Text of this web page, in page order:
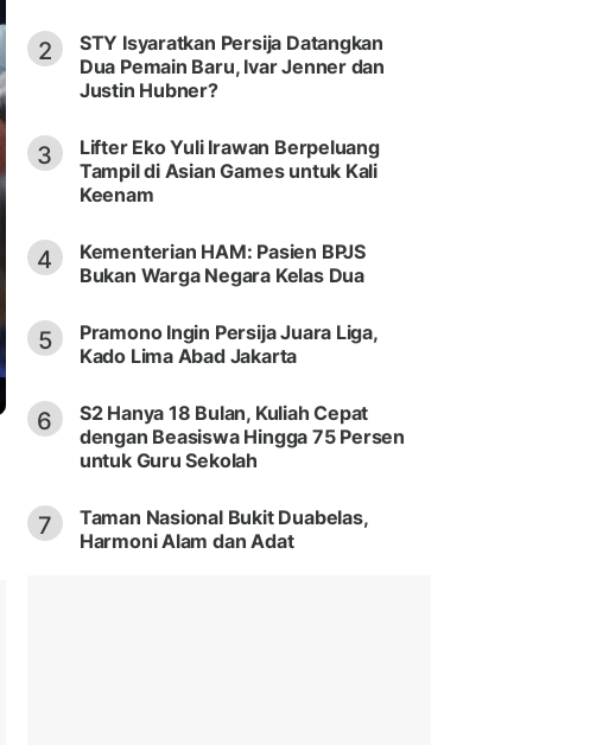
2
STY Isyaratkan Persija Datangkan
Dua Pemain Baru, Ivar Jenner dan
Justin Hubner?
3
Lifter Eko Yuli Irawan Berpeluang
Tampil di Asian Games untuk Kali
Keenam
4
Kementerian HAM: Pasien BPJS
Bukan Warga Negara Kelas Dua
5
Pramono Ingin Persija Juara Liga,
Kado Lima Abad Jakarta
6
S2 Hanya 18 Bulan, Kuliah Cepat
dengan Beasiswa Hingga 75 Persen
untuk Guru Sekolah
7
Taman Nasional Bukit Duabelas,
Harmoni Alam dan Adat